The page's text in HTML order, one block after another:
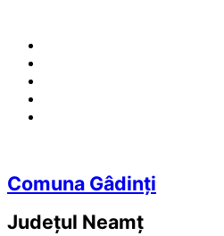
Comuna Gâdinți
Județul Neamț